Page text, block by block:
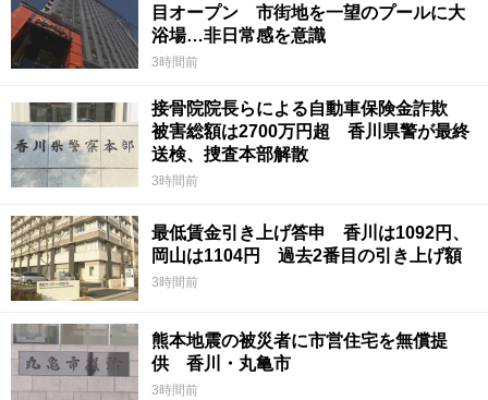
目オープン 市街地を一望のプールに大
浴場…非日常感を意識
3時間前
接骨院院長らによる自動車保険金詐欺
被害総額は2700万円超 香川県警が最終
送検、捜査本部解散
3時間前
最低賃金引き上げ答申 香川は1092円、
岡山は1104円 過去2番目の引き上げ額
3時間前
熊本地震の被災者に市営住宅を無償提
供 香川・丸亀市
3時間前